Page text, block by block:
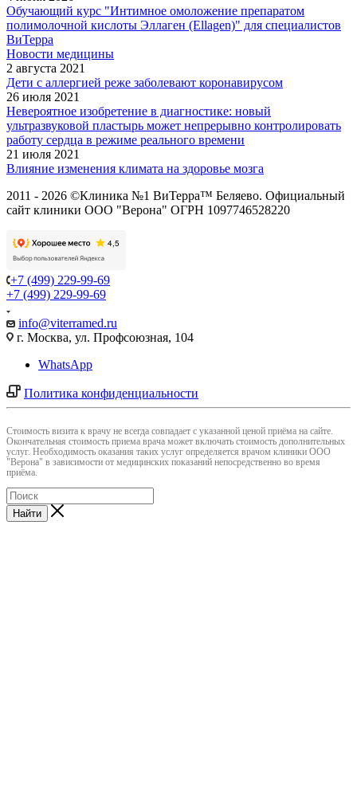
Обучающий курс "Интимное омоложение препаратом
полимолочной кислоты Эллаген (Ellagen)" для специалистов
ВиТерра
Новости медицины
2 августа 2021
Дети с аллергией реже заболевают коронавирусом
26 июля 2021
Невероятное изобретение в диагностике: новый
ультразвуковой пластырь может непрерывно контролировать
работу сердца в режиме реального времени
21 июля 2021
Влияние изменения климата на здоровье мозга
2011 - 2026 ©Клиника №1 ВиТерра™ Беляево. Официальный
сайт клиники ООО "Верона" ОГРН 1097746528220
+7 (499) 229-99-69
+7 (499) 229-99-69
info@viterramed.ru
г. Москва, ул. Профсоюзная, 104
WhatsApp
Политика конфиденциальности
Cтоимость визита к врачу не всегда совпадает с указанной ценой приёма на сайте.
Окончательная стоимость приема врача может включать стоимость дополнительных
услуг. Необходимость оказания таких услуг определяется врачом клиники ООО
"Верона" в зависимости от медицинских показаний непосредственно во время
приёма.
Найти